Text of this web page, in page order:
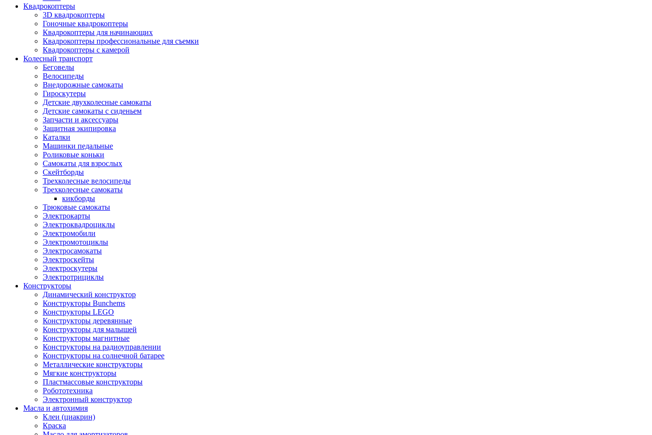
Квадрокоптеры
3D квадрокоптеры
Гоночные квадрокоптеры
Квадрокоптеры для начинающих
Квадрокоптеры профессиональные для съемки
Квадрокоптеры с камерой
Колесный транспорт
Беговелы
Велосипеды
Внедорожные самокаты
Гироскутеры
Детские двухколесные самокаты
Детские самокаты с сиденьем
Запчасти и аксессуары
Защитная экипировка
Каталки
Машинки педальные
Роликовые коньки
Самокаты для взрослых
Скейтборды
Трехколесные велосипеды
Трехколесные самокаты
кикборды
Трюковые самокаты
Электрокарты
Электроквадроциклы
Электромобили
Электромотоциклы
Электросамокаты
Электроскейты
Электроскутеры
Электротрициклы
Конструкторы
Динамический конструктор
Конструкторы Bunchems
Конструкторы LEGO
Конструкторы деревянные
Конструкторы для малышей
Конструкторы магнитные
Конструкторы на радиоуправлении
Конструкторы на солнечной батарее
Металлические конструкторы
Мягкие конструкторы
Пластмассовые конструкторы
Робототехника
Электронный конструктор
Масла и автохимия
Клеи (циакрин)
Краска